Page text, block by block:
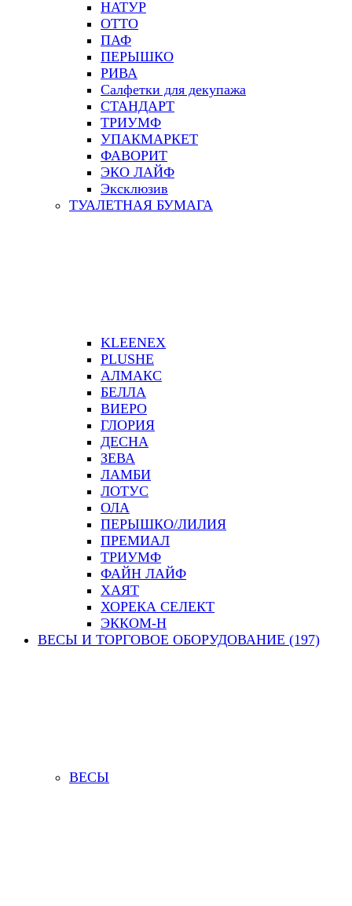
НАТУР
ОТТО
ПАФ
ПЕРЫШКО
РИВА
Салфетки для декупажа
СТАНДАРТ
ТРИУМФ
УПАКМАРКЕТ
ФАВОРИТ
ЭКО ЛАЙФ
Эксклюзив
ТУАЛЕТНАЯ БУМАГА
KLEENEX
PLUSHE
АЛМАКС
БЕЛЛА
ВИЕРО
ГЛОРИЯ
ДЕСНА
ЗЕВА
ЛАМБИ
ЛОТУС
ОЛА
ПЕРЫШКО/ЛИЛИЯ
ПРЕМИАЛ
ТРИУМФ
ФАЙН ЛАЙФ
ХАЯТ
ХОРЕКА СЕЛЕКТ
ЭККОМ-Н
ВЕСЫ И ТОРГОВОЕ ОБОРУДОВАНИЕ (197)
ВЕСЫ